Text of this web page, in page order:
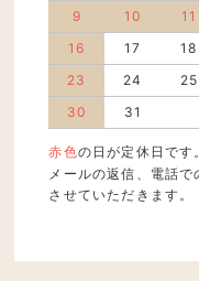
9
10 11
16
17 18
23
24 25
30
31
赤色の日が定休日です
メールの返信、電話
させていただきます。